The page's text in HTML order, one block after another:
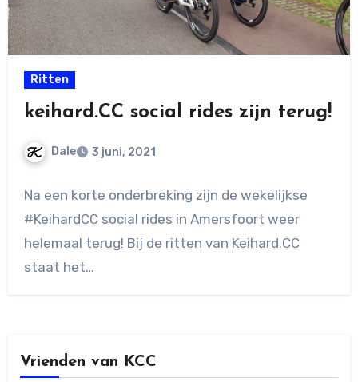
Ritten
keihard.CC social rides zijn terug!
Dale 3 juni, 2021
reacties
Na een korte onderbreking zijn de wekelijkse
#KeihardCC social rides in Amersfoort weer
helemaal terug! Bij de ritten van Keihard.CC
staat het…
Vrienden van KCC